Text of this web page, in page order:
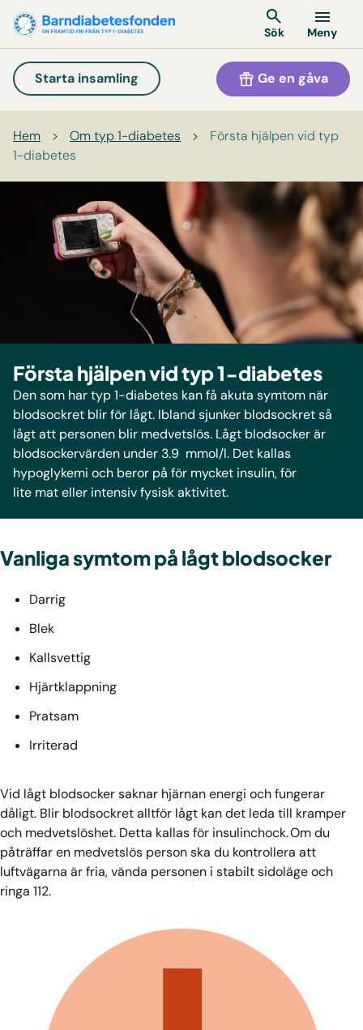
Sök Meny
Starta insamling Ge en gåva
Hem > Om typ 1-diabetes >
Första hjälpen vid typ
1-diabetes
Första hjälpen vid typ 1-diabetes
Den som har typ 1-diabetes kan få akuta symtom när
blodsockret blir för lågt. Ibland sjunker blodsockret så
lågt att personen blir medvetslös. Lågt blodsocker är
blodsockervärden under 3.9 mmol/l. Det kallas
hypoglykemi och beror på för mycket insulin, för
lite mat eller intensiv fysisk aktivitet.
Vanliga symtom på lågt blodsocker
Darrig
Blek
Kallsvettig
Hjärtklappning
Pratsam
Irriterad
Vid lågt blodsocker saknar hjärnan energi och fungerar
dåligt. Blir blodsockret alltför lågt kan det leda till kramper
och medvetslöshet. Detta kallas för insulinchock. Om du
påträffar en medvetslös person ska du kontrollera att
luftvägarna är fria, vända personen i stabilt sidoläge och
ringa 112.